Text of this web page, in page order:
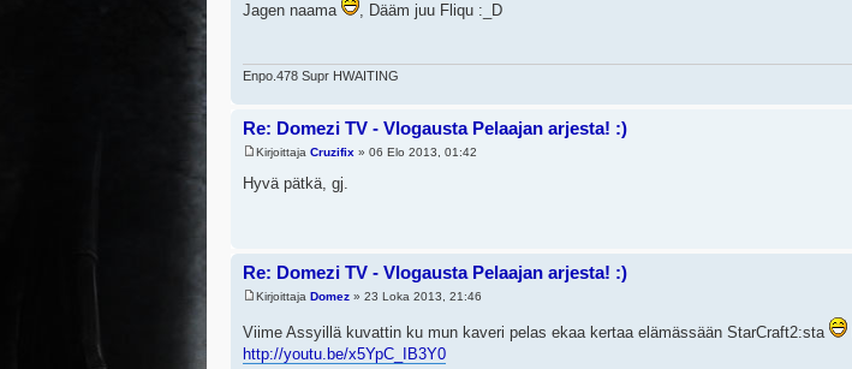
Jagen naama , Dääm juu Fliqu :_D
Enpo.478 Supr HWAITING
Re: Domezi TV - Vlogausta Pelaajan arjesta! :)
Kirjoittaja Cruzifix » 06 Elo 2013, 01:42
Hyvä pätkä, gj.
Re: Domezi TV - Vlogausta Pelaajan arjesta! :)
Kirjoittaja Domez » 23 Loka 2013, 21:46
Viime Assyillä kuvattin ku mun kaveri pelas ekaa kertaa elämässään StarCraft2:sta
http://youtu.be/x5YpC_IB3Y0